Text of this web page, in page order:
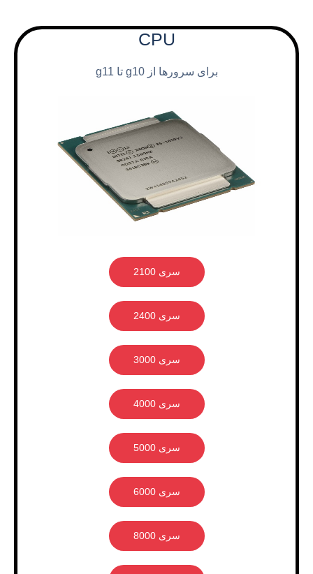
CPU
برای سرورها از g10 تا g11
سری 2100
سری 2400
سری 3000
سری 4000
سری 5000
سری 6000
سری 8000